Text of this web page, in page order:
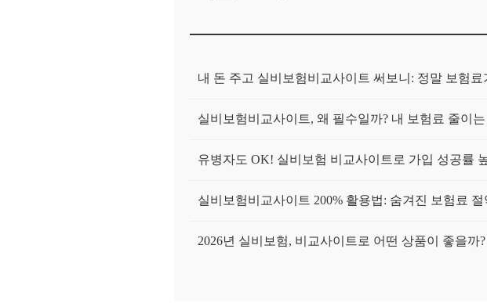
내 돈 주고 실비보험비교사이트 써보니: 정말 보험료
실비보험비교사이트, 왜 필수일까? 내 보험료 줄이
유병자도 OK! 실비보험 비교사이트로 가입 성공률
실비보험비교사이트 200% 활용법: 숨겨진 보험료
2026년 실비보험, 비교사이트로 어떤 상품이 좋을까